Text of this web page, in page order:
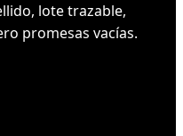
lote trazable,
promesas vacías.